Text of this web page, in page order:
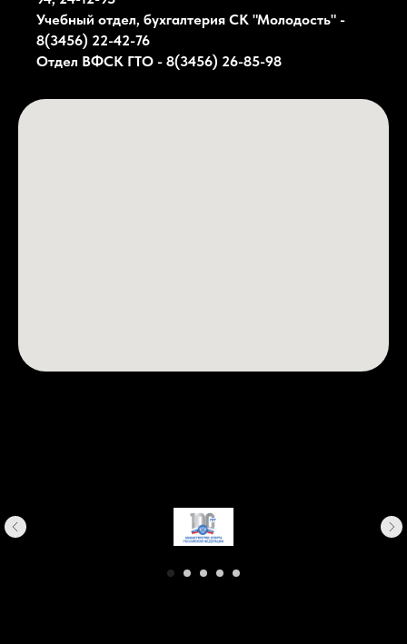
Учебный отдел, бухгалтерия СК "Молодость" -
8(3456) 22-42-76
Отдел ВФСК ГТО - 8(3456) 26-85-98